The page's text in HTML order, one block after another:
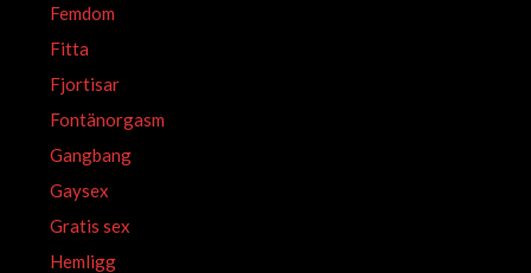
Femdom
Fitta
Fjortisar
Fontänorgasm
Gangbang
Gaysex
Gratis sex
Hemligg